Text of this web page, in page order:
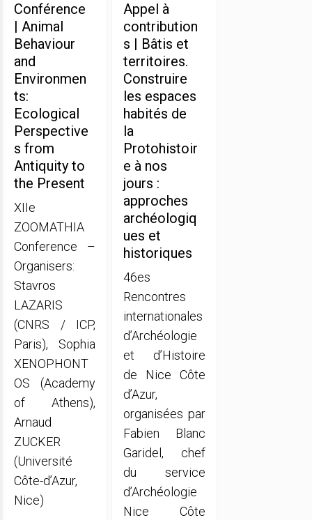
Conférence
| Animal
Behaviour
and
Environmen
ts:
Ecological
Perspective
s from
Antiquity to
the Present
XIIe
ZOOMATHIA
Conference –
Organisers:
Stavros
LAZARIS
(CNRS / ICP,
Paris), Sophia
XENOPHONT
OS (Academy
of Athens),
Arnaud
ZUCKER
(Université
Côte-d’Azur,
Nice)
Appel à
contribution
s | Bâtis et
territoires.
Construire
les espaces
habités de
la
Protohistoir
e à nos
jours :
approches
archéologiq
ues et
historiques
46es
Rencontres
internationales
d’Archéologie
et d’Histoire
de Nice Côte
d’Azur,
organisées par
Fabien Blanc
Garidel, chef
du service
d’Archéologie
Nice Côte